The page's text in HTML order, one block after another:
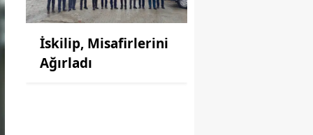
İskilip, Misafirlerini
Ağırladı